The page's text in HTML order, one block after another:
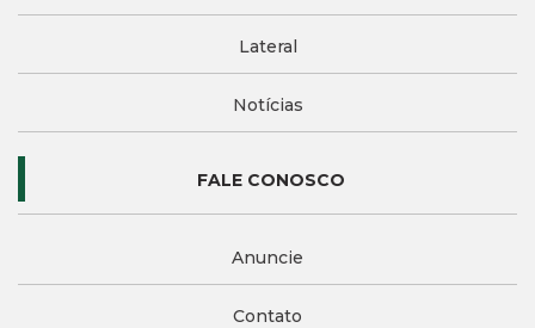
Lateral
Notícias
FALE CONOSCO
Anuncie
Contato